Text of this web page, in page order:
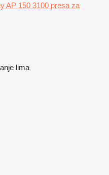
AP 150 3100 presa za
lima